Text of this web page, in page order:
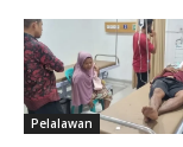
Pelalawan